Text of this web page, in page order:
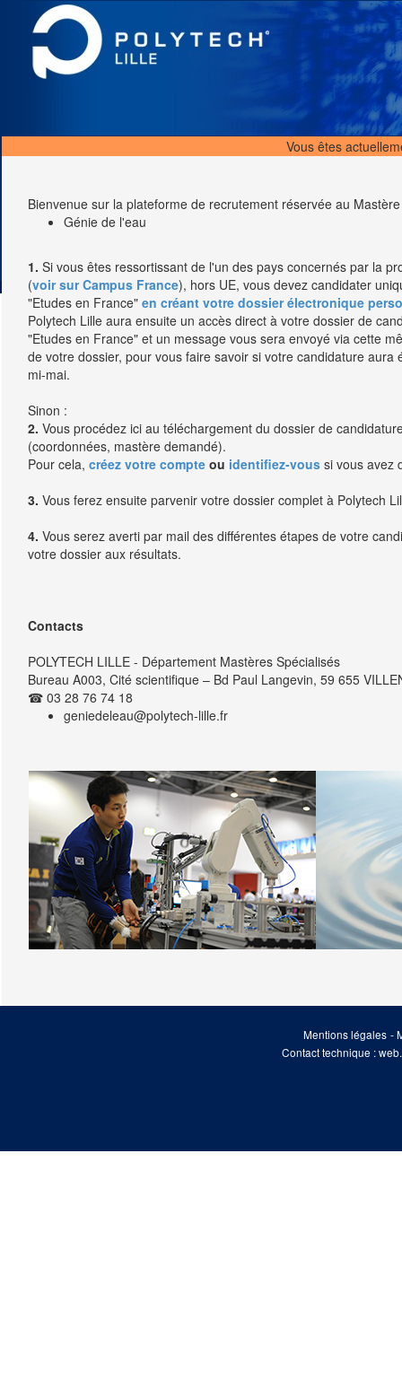
Vous êtes
Bienvenue sur la plateforme de recrutement réservée au
Génie de l'eau
1. Si vous êtes ressortissant de l'un des pays concernés par la
(voir sur Campus France), hors UE, vous devez candidater
"Etudes en France" en créant votre dossier électronique
Polytech Lille aura ensuite un accès direct à votre dossier de
"Etudes en France" et un message vous sera envoyé via cette
de votre dossier, pour vous faire savoir si votre candidature aura
mi-mai.
Sinon :
2. Vous procédez ici au téléchargement du dossier de
(coordonnées, mastère demandé).
Pour cela, créez votre compte ou identifiez-vous si vous avez
3. Vous ferez ensuite parvenir votre dossier complet à Polytech
4. Vous serez averti par mail des différentes étapes de votre
votre dossier aux résultats.
Contacts
POLYTECH LILLE - Département Mastères Spécialisés
Bureau A003, Cité scientifique – Bd Paul Langevin, 59 655
☎ 03 28 76 74 18
geniedeleau@polytech-lille.fr
Mentions légales -
Contact technique :